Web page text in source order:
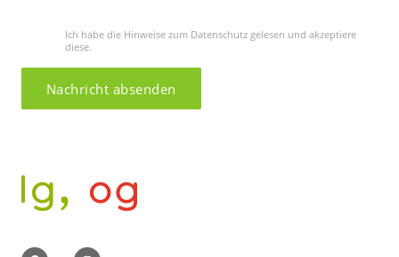
Ich habe die Hinweise zum Datenschutz gelesen und akzeptiere
diese.